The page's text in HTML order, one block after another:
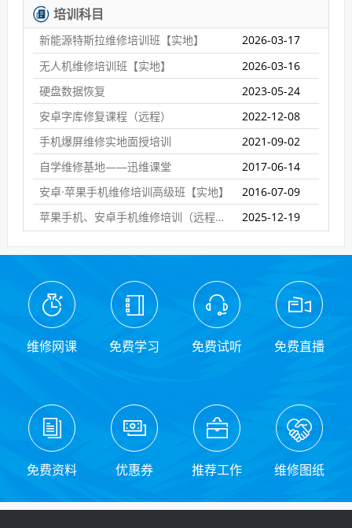
培训科目
新能源特斯拉维修培训班【实地】
2026-03-17
无人机维修培训班【实地】
2026-03-16
硬盘数据恢复
2023-05-24
安卓字库修复课程（远程）
2022-12-08
手机爆屏维修实地面授培训
2021-09-02
自学维修基地——迅维课堂
2017-06-14
安卓·苹果手机维修培训高级班【实地】
2016-07-09
苹果手机、安卓手机维修培训（远程网络班）
2025-12-19
维修网课 免费学习 免费试听 免费直播
免费资料 优惠券 推荐工作 维修图纸